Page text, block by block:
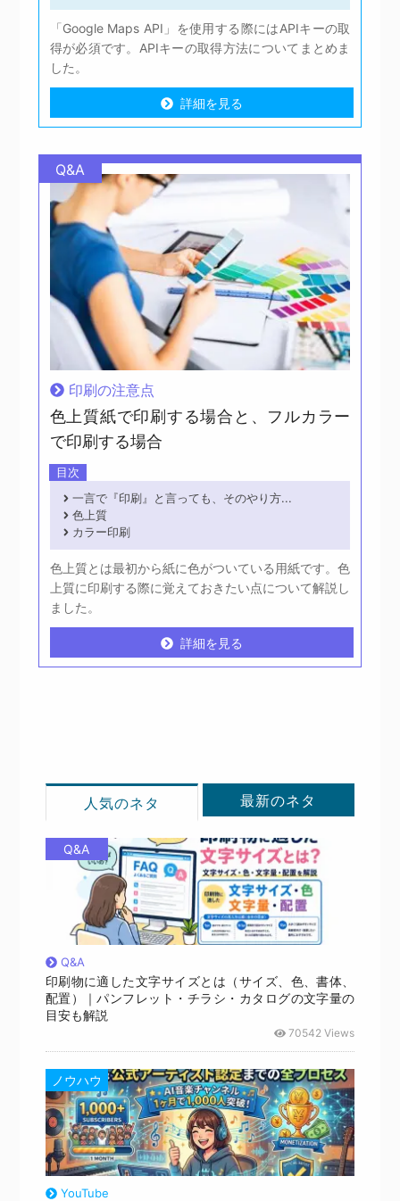
「Google Maps API」を使用する際にはAPIキーの取
得が必須です。APIキーの取得方法についてまとめま
した。
詳細を見る
Q&A
印刷の注意点
色上質紙で印刷する場合と、フルカラー
で印刷する場合
目次
一言で『印刷』と言っても、そのやり方...
色上質
カラー印刷
色上質とは最初から紙に色がついている用紙です。色
上質に印刷する際に覚えておきたい点について解説し
ました。
詳細を見る
人気のネタ 最新のネタ
Q&A
Q&A
印刷物に適した文字サイズとは（サイズ、色、書体、
配置）｜パンフレット・チラシ・カタログの文字量の
目安も解説
70542 Views
ノウハウ
YouTube